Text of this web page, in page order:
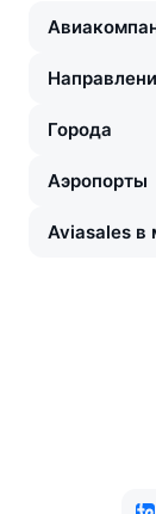
Города
Аэропорты
Aviasales в